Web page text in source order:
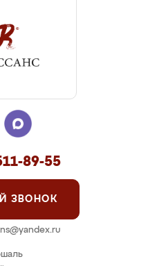
89-55
ЗВОНОК